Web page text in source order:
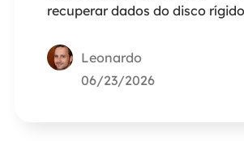
recuperar dados do disco
Leonardo
06/23/2026